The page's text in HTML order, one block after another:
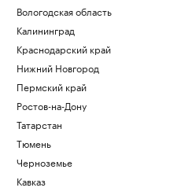
Вологодская область
Калининград
Краснодарский край
Нижний Новгород
Пермский край
Ростов-на-Дону
Татарстан
Тюмень
Черноземье
Кавказ